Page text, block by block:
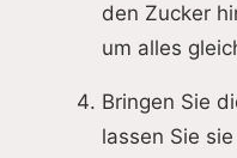
den Zucker
um alles
Bringen Sie
lassen Sie